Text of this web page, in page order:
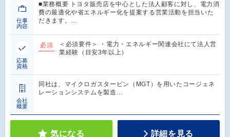
仕事
内容
■業務概要 トヨタ販売店を中心とした法人顧客に対し、電力消
費の最適化や省エネルギー化を提案する営業活動を担当いた
だきます。…
応募
資格
必須
＜必須要件＞ ・電力・エネルギー関連会社にて法人営
業経験（目安3年以上）
会社
概要
同社は、マイクロガスタービン（MGT）を用いたコージェネ
レーションシステムを製造…
気になる 詳細を見る